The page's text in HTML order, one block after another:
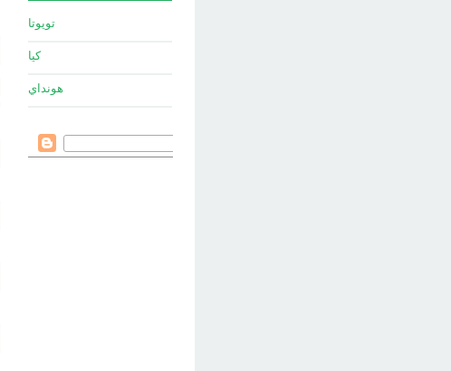
تويوتا
كيا
هونداي